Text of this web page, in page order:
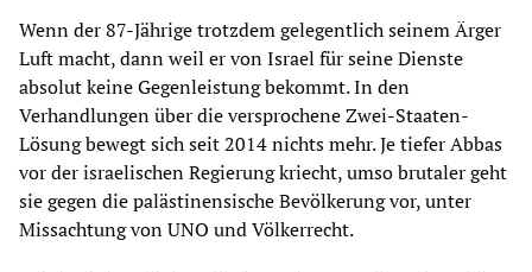
Wenn der 87-Jährige trotzdem gelegentlich seinem Ärger
Luft macht, dann weil er von Israel für seine Dienste
absolut keine Gegenleistung bekommt. In den
Verhandlungen über die versprochene Zwei-Staaten-
Lösung bewegt sich seit 2014 nichts mehr. Je tiefer Abbas
vor der israelischen Regierung kriecht, umso brutaler geht
sie gegen die palästinensische Bevölkerung vor, unter
Missachtung von UNO und Völkerrecht.